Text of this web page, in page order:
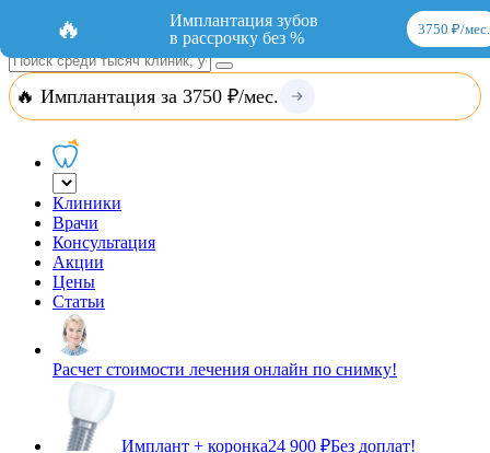
Добавить организациюВход
🔥 Имплантация за 3750 ₽/мес.
Клиники
Врачи
Консультация
Акции
Цены
Статьи
Расчет стоимости лечения онлайн по снимку!
Имплант + коронка24 900 ₽Без доплат!
🔥
Имплантация зубов
в рассрочку без %
3750 ₽/мес.